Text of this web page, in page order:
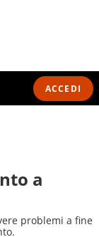
ACCEDI
a
problemi a fine